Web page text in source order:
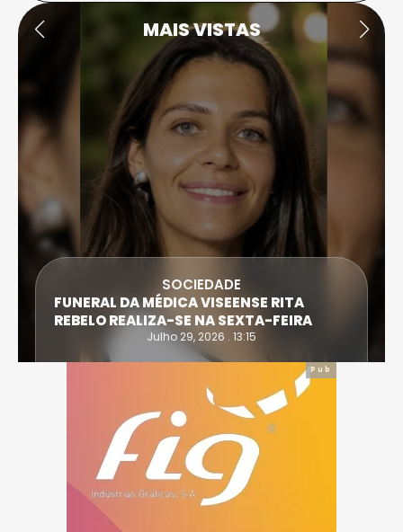
MAIS VISTAS
ATLETA DE CASTRO DAIRE SUPERA PROVA
EXTREMA DO TRIATLO E TORNA-SE
IRONWOMAN
Julho 28, 2026 . 16:14
Pub